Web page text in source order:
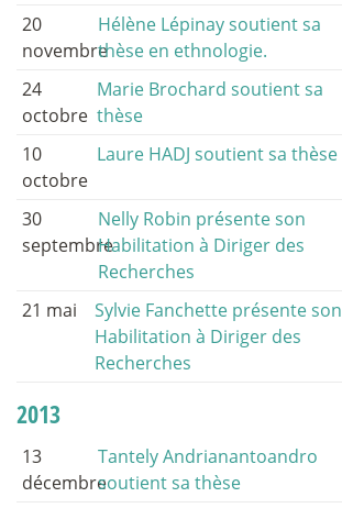
20
novembre
Hélène Lépinay soutient sa
thèse en ethnologie.
24
octobre
Marie Brochard soutient sa
thèse
10
octobre
Laure HADJ soutient sa thèse
30
septembre
Nelly Robin présente son
Habilitation à Diriger des
Recherches
21 mai
Sylvie Fanchette présente son
Habilitation à Diriger des
Recherches
2013
13
décembre
Tantely Andrianantoandro
soutient sa thèse